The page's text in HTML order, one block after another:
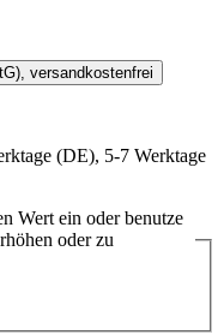
versandkostenfrei
(DE), 5-7 Werktage
Wert ein oder benutze
oder zu